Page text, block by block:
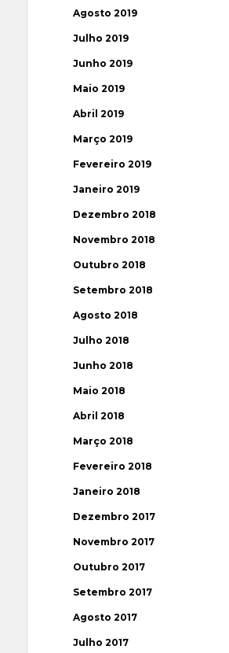
Agosto 2019
Julho 2019
Junho 2019
Maio 2019
Abril 2019
Março 2019
Fevereiro 2019
Janeiro 2019
Dezembro 2018
Novembro 2018
Outubro 2018
Setembro 2018
Agosto 2018
Julho 2018
Junho 2018
Maio 2018
Abril 2018
Março 2018
Fevereiro 2018
Janeiro 2018
Dezembro 2017
Novembro 2017
Outubro 2017
Setembro 2017
Agosto 2017
Julho 2017